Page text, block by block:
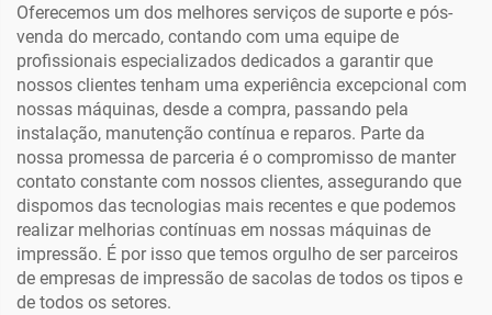
Oferecemos um dos melhores serviços de suporte e pós-
venda do mercado, contando com uma equipe de
profissionais especializados dedicados a garantir que
nossos clientes tenham uma experiência excepcional com
nossas máquinas, desde a compra, passando pela
instalação, manutenção contínua e reparos. Parte da
nossa promessa de parceria é o compromisso de manter
contato constante com nossos clientes, assegurando que
dispomos das tecnologias mais recentes e que podemos
realizar melhorias contínuas em nossas máquinas de
impressão. É por isso que temos orgulho de ser parceiros
de empresas de impressão de sacolas de todos os tipos e
de todos os setores.